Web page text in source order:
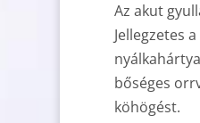
Az akut
Jellegzetes
bőséges
köhögést.